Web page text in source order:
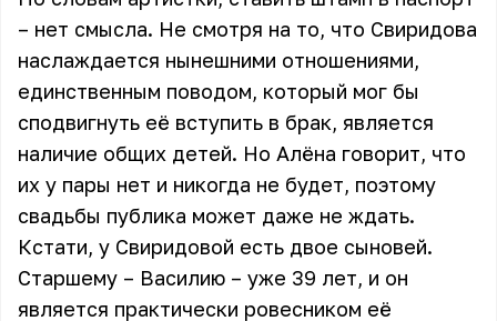
– нет смысла. Не смотря на то, что Свиридова
наслаждается нынешними отношениями,
единственным поводом, который мог бы
сподвигнуть её вступить в брак, является
наличие общих детей. Но Алёна говорит, что
их у пары нет и никогда не будет, поэтому
свадьбы публика может даже не ждать.
Кстати, у Свиридовой есть двое сыновей.
Старшему – Василию – уже 39 лет, и он
является практически ровесником её